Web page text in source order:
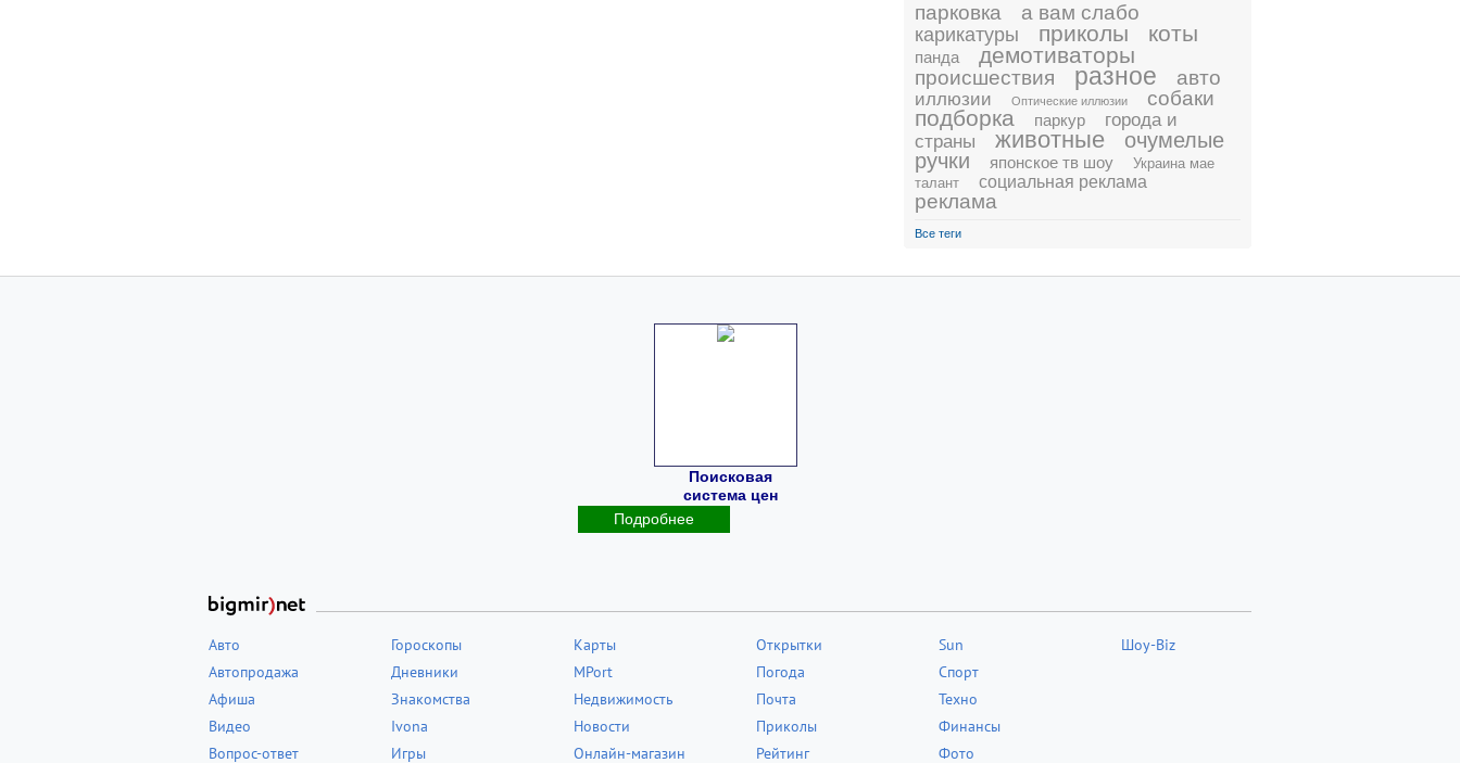
парковка а вам слабо
карикатуры приколы коты
панда демотиваторы
происшествия разное авто
иллюзии Оптические иллюзии собаки
подборка паркур
города и
страны
животные
очумелые
ручки
японское тв шоу
Украина мае
талант
социальная реклама
реклама
Все теги
Поисковая
система цен
Подробнее
Авто
Автопродажа
Афиша
Видео
Вопрос-ответ
Гороскопы
Дневники
Знакомства
Ivona
Игры
Карты
MPort
Недвижимость
Новости
Онлайн-магазин
Открытки
Погода
Почта
Приколы
Рейтинг
Sun
Спорт
Техно
Финансы
Фото
Шоу-Biz